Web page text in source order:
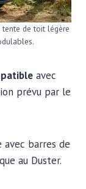
de toit légère
avec
prévu par le
avec barres de
au Duster.